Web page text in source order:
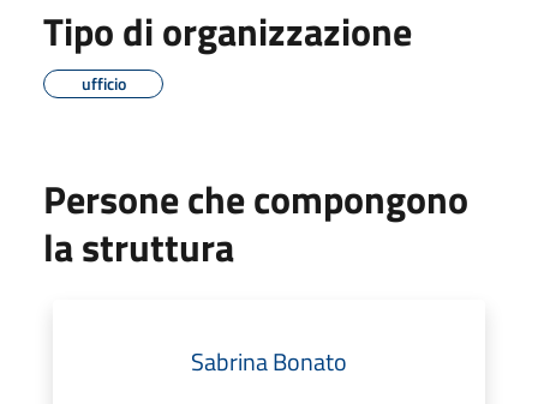
Tipo di organizzazione
ufficio
Persone che compongono
la struttura
Sabrina Bonato